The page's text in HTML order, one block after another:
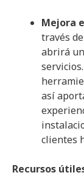
Mejora
través
abrirá
así
clientes
Recursos